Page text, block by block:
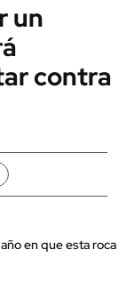
un
contra
en que esta roca